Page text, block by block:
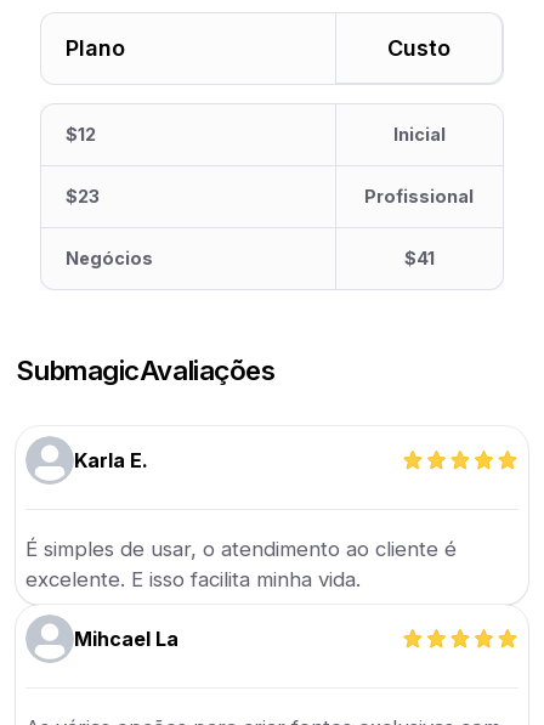
Plano Custo
$12 Inicial
$23 Profissional
Negócios $41
SubmagicAvaliações
Karla E.
É simples de usar, o atendimento ao cliente é
excelente. E isso facilita minha vida.
Mihcael La